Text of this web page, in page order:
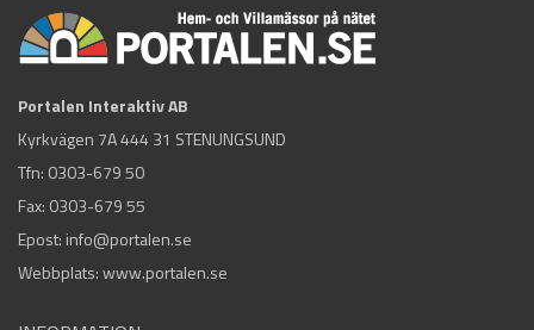
Portalen Interaktiv AB
Kyrkvägen 7A 444 31 STENUNGSUND
Tfn: 0303-679 50
Fax: 0303-679 55
Epost: info@portalen.se
Webbplats: www.portalen.se